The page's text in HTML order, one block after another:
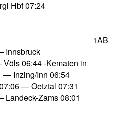
Hbf 07:24
Innsbruck
06:44 -Kematen in
— Inzing/Inn 06:54
— Oetztal 07:31
Zams 08:01
1AB